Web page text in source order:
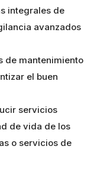
integrales de
avanzados
de mantenimiento
el buen
servicios
de vida de los
o servicios de